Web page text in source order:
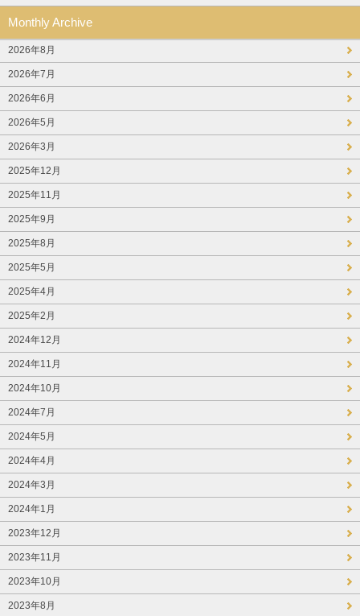
Monthly Archive
2026年8月
2026年7月
2026年6月
2026年5月
2026年3月
2025年12月
2025年11月
2025年9月
2025年8月
2025年5月
2025年4月
2025年2月
2024年12月
2024年11月
2024年10月
2024年7月
2024年5月
2024年4月
2024年3月
2024年1月
2023年12月
2023年11月
2023年10月
2023年8月